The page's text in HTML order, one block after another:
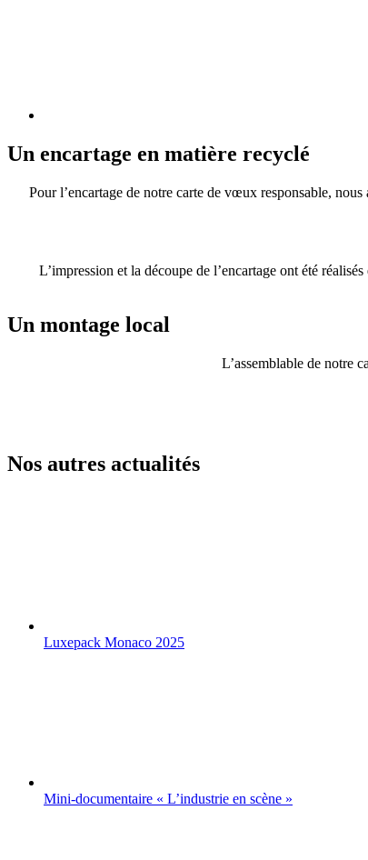
Un encartage en matière recyclé
Pour l’encartage de notre carte de vœux responsable,
L’impression et la découpe de l’encartage ont été
Un montage local
L’assemblable de notre
Nos autres actualités
Luxepack Monaco 2025
Mini-documentaire « L’industrie en scène »